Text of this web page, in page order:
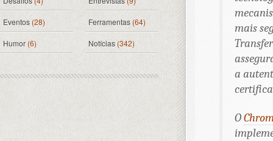
mais
a
O
Eventos (28) Ferramentas (64)
Humor (6) Notícias (342)